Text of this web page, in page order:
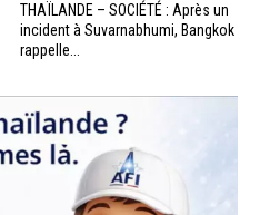
THAÏLANDE – SOCIÉTÉ : Après un
incident à Suvarnabhumi, Bangkok
rappelle...